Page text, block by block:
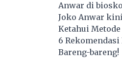
Anwar di
Joko Anwar
Ketahui
6
Bareng-bareng!